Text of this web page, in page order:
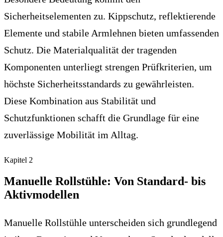
Sicherheitselementen zu. Kippschutz, reflektierende
Elemente und stabile Armlehnen bieten umfassenden
Schutz. Die Materialqualität der tragenden
Komponenten unterliegt strengen Prüfkriterien, um
höchste Sicherheitsstandards zu gewährleisten.
Diese Kombination aus Stabilität und
Schutzfunktionen schafft die Grundlage für eine
zuverlässige Mobilität im Alltag.
Kapitel 2
Manuelle Rollstühle: Von Standard- bis
Aktivmodellen
Manuelle Rollstühle unterscheiden sich grundlegend